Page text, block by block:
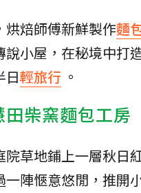
烘焙師傅新鮮製作麵
小屋，在秘境中打
日輕旅行 。
柴窯麵包工房
草地鋪上一層秋日
陣愜意悠閒，推開